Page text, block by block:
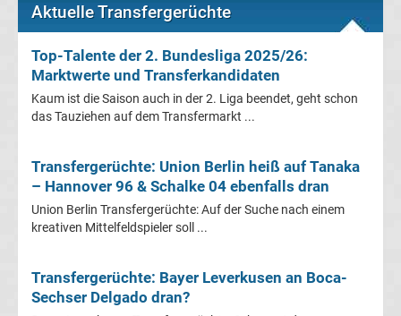
League
Premier
League
A
Aktuelle Transfergerüchte
Top-Talente der 2. Bundesliga 2025/26:
Marktwerte und Transferkandidaten
Kaum ist die Saison auch in der 2. Liga beendet, geht schon
das Tauziehen auf dem Transfermarkt ...
Transfergerüchte: Union Berlin heiß auf Tanaka
– Hannover 96 & Schalke 04 ebenfalls dran
Union Berlin Transfergerüchte: Auf der Suche nach einem
kreativen Mittelfeldspieler soll ...
Transfergerüchte: Bayer Leverkusen an Boca-
Sechser Delgado dran?